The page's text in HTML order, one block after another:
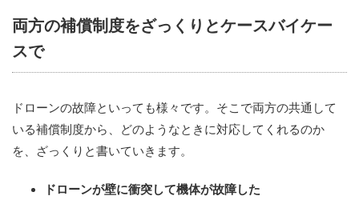
両方の補償制度をざっくりとケースバイケー
スで
ドローンの故障といっても様々です。そこで両方の共通して
いる補償制度から、どのようなときに対応してくれるのか
を、ざっくりと書いていきます。
ドローンが壁に衝突して機体が故障した